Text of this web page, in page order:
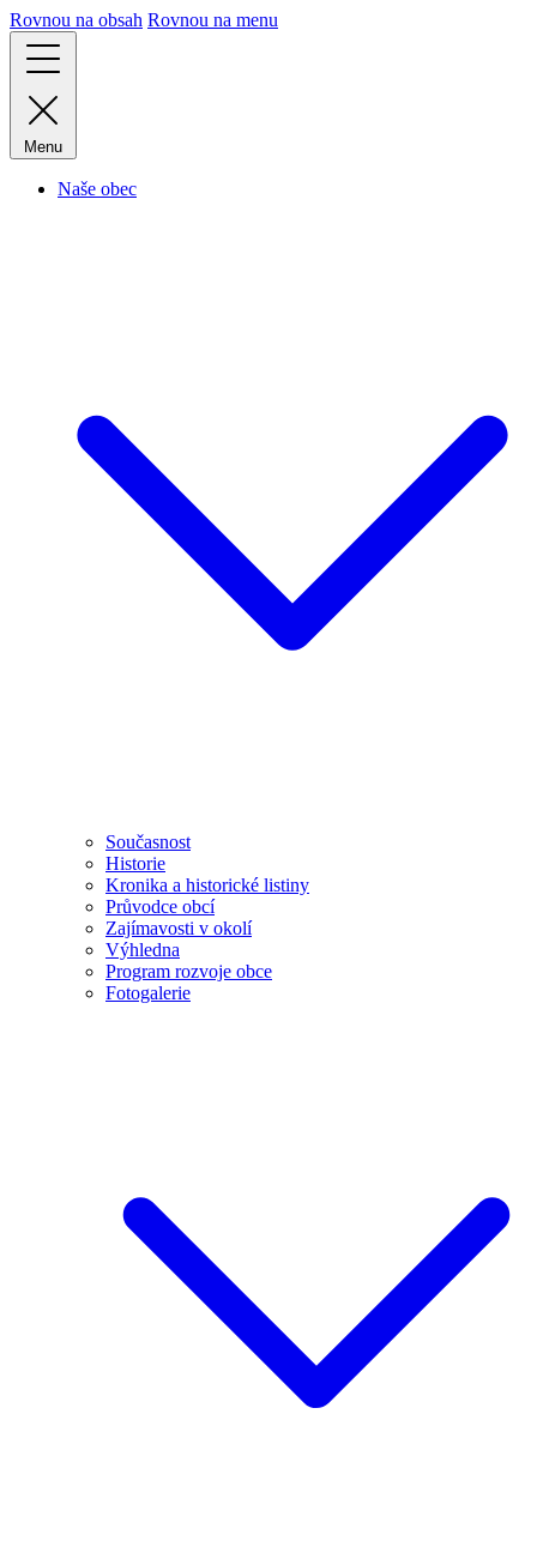
Rovnou na obsah Rovnou na menu
Menu
Naše obec
Současnost
Historie
Kronika a historické listiny
Průvodce obcí
Zajímavosti v okolí
Výhledna
Program rozvoje obce
Fotogalerie